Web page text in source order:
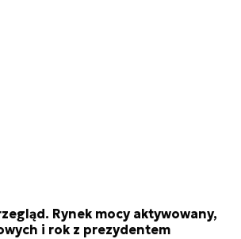
Rynek mocy aktywowany,
i rok z prezydentem